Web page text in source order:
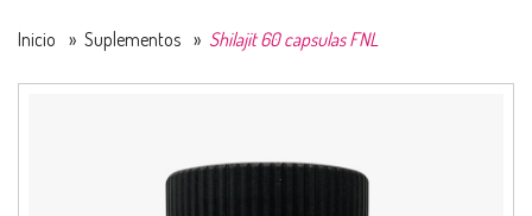
Inicio » Suplementos » Shilajit 60 capsulas FNL